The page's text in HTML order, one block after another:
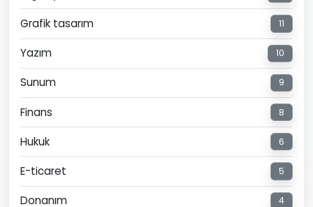
Grafik tasarım 11
Yazım 10
Sunum 9
Finans 8
Hukuk 6
E-ticaret 5
Donanım 4